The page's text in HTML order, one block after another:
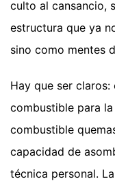
culto al cansancio,
estructura que ya
sino como mentes
Hay que ser
combustible para
combustible
capacidad de
técnica personal.